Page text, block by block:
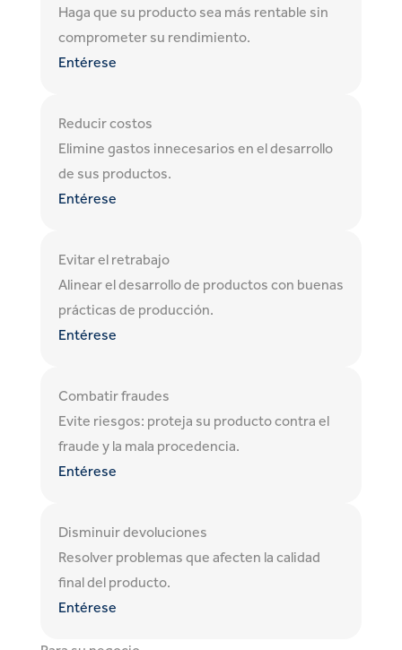
Haga que su producto sea más rentable sin
comprometer su rendimiento.
Entérese
Reducir costos
Elimine gastos innecesarios en el desarrollo
de sus productos.
Entérese
Evitar el retrabajo
Alinear el desarrollo de productos con buenas
prácticas de producción.
Entérese
Combatir fraudes
Evite riesgos: proteja su producto contra el
fraude y la mala procedencia.
Entérese
Disminuir devoluciones
Resolver problemas que afecten la calidad
final del producto.
Entérese